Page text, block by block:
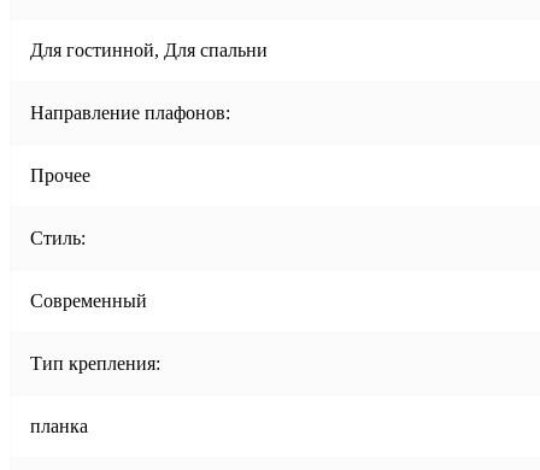
Для гостинной, Для спальни
Направление плафонов:
Прочее
Стиль:
Современный
Тип крепления:
планка